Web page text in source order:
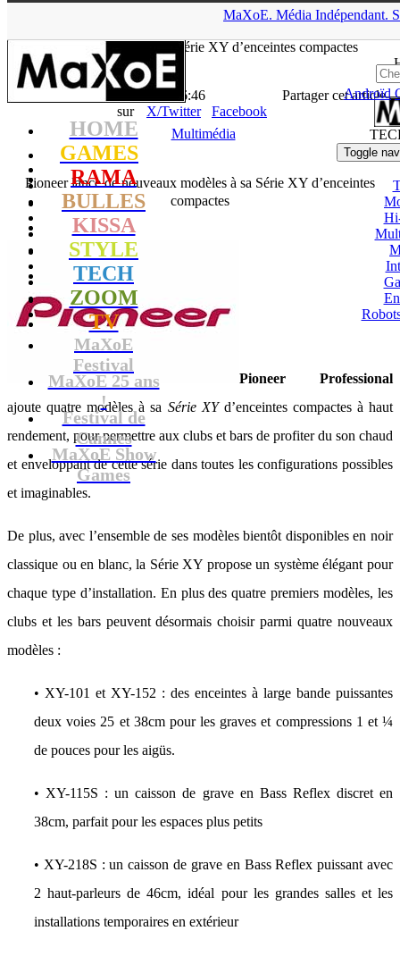
MaXoE. Média Indépendant.
HOME
GAMES
RAMA
BULLES
KISSA
STYLE
TECH
ZOOM
TV
MaXoE
Festival
MaXoE 25 ans
!
Festival de
Cannes
MaXoE Show
Games
Androïd
Toggle
nouveaux modèles à sa Série XY d’enceintes compactes
- 16.09.14, 16:46
Partager cet article
sur
X/Twitter
Facebook
Multimédia
Pioneer lance de nouveaux modèles à sa Série XY d’enceintes
compactes
Pioneer Professional
ajoute quatre modèles à sa Série XYd’enceintes compactes à haut
rendement, pour permettre aux clubs et bars de profiter du son chaud
et enveloppant de cette série dans toutes les configurations possibles
et imaginables.
De plus, avec l’ensemble de ses modèles bientôt disponibles en noir
classique ou en blanc, la Série XY propose un système élégant pour
chaque type d’installation. En plus des quatre premiers modèles, les
clubs et les bars peuvent désormais choisir parmi quatre nouveaux
modèles :
• XY-101 et XY-152 : des enceintes à large bande puissantes
deux voies 25 et 38cm pour les graves et compressions 1 et ¼
de pouces pour les aigüs.
• XY-115S : un caisson de grave en Bass Reflex discret en
38cm, parfait pour les espaces plus petits
• XY-218S : un caisson de grave en Bass Reflex puissant avec
2 haut-parleurs de 46cm, idéal pour les grandes salles et les
installations temporaires en extérieur